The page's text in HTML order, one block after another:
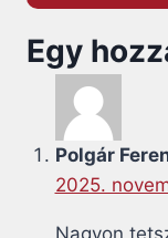
Egy
Polgár
2025.
Nagyon